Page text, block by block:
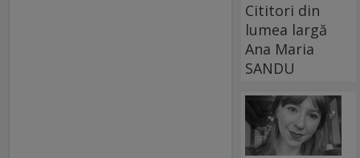
Cititori din
lumea largă
Ana Maria
SANDU